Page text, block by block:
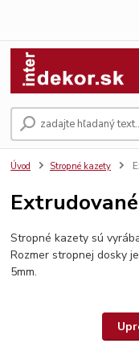
Úvod Stropné kazety
Stropné kazety sú
Rozmer stropnej dosky
5mm.